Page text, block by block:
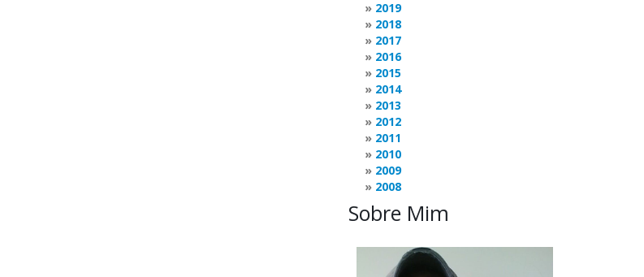
2019
2018
2017
2016
2015
2014
2013
2012
2011
2010
2009
2008
Sobre Mim